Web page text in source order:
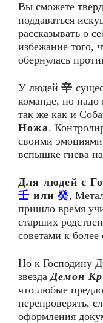
Вы сможете
поддаваться
рассказывать о
избежание того,
обернулась
У людей 辛
команде, но надо
так же как и
Ножа.
своими
вспышке гнева
Для людей с
壬 или癸,
пришло время
старших
советами к
Но к Господину
звездаДемон
что любые
перепроверять,
оформления